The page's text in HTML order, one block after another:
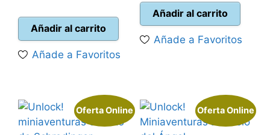
original
era:
6,99 €.
actual
es:
6,50 €.
Añadir al carrito
Añade a Favoritos
original
era:
6,99 €.
actual
es:
6,50 €.
Añadir al carrito
Añade a Favoritos
Oferta Online Oferta Online